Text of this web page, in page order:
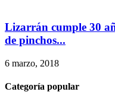
Lizarrán cumple 30
de pinchos...
6 marzo, 2018
Categoría popular